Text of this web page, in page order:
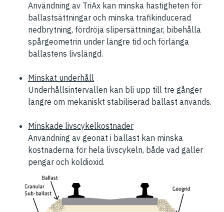
Användning av TriAx kan minska hastigheten för
ballastsättningar och minska trafikinducerad
nedbrytning, fördröja slipersättningar, bibehålla
spårgeometrin under längre tid och förlänga
ballastens livslängd.
Minskat underhåll
Underhållsintervallen kan bli upp till tre gånger
längre om mekaniskt stabiliserad ballast används.
Minskade livscykelkostnader
Användning av geonät i ballast kan minska
kostnaderna för hela livscykeln, både vad gäller
pengar och koldioxid.